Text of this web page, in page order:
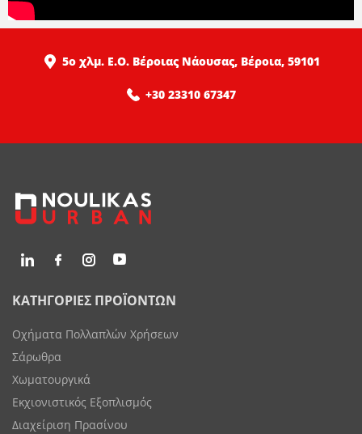
5ο χλμ. Ε.Ο. Βέροιας Νάουσας, Βέροια, 59101
+30 23310 67347
ΚΑΤΗΓΟΡΙΕΣ ΠΡΟΪΟΝΤΩΝ
Οχήματα Πολλαπλών Χρήσεων
Σάρωθρα
Χωματουργικά
Εκχιονιστικός Εξοπλισμός
Διαχείριση Πρασίνου